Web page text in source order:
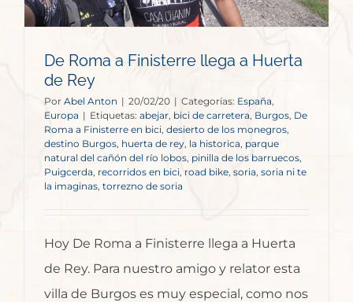
De Roma a Finisterre llega a Huerta
de Rey
Por Abel Anton | 20/02/20 | Categorías: España,
Europa | Etiquetas: abejar, bici de carretera, Burgos, De
Roma a Finisterre en bici desierto de los monegros
destino Burgos huerta de rey la historica parque
natural del cañón del río lobos pinilla de los barruecos,
Puigcerda, recorridos en bici road bike soria, soria ni te
la imaginas torrezno de soria
Hoy De Roma a Finisterre llega a Huerta
de Rey. Para nuestro amigo y relator esta
villa de Burgos es muy especial, como nos